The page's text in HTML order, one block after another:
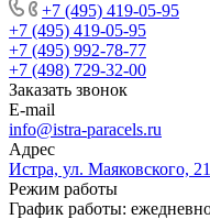
+7 (495) 419-05-95
+7 (495) 419-05-95
+7 (495) 992-78-77
+7 (498) 729-32-00
Заказать звонок
E-mail
info@istra-paracels.ru
Адрес
Истра, ул. Маяковского, 21
Режим работы
График работы: